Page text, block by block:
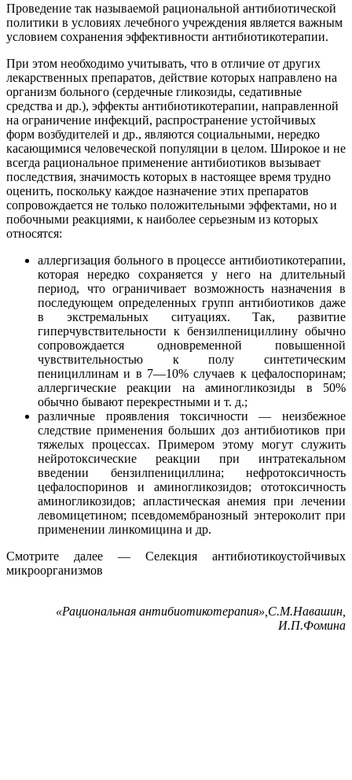
Проведение так называемой рациональной антибиотической
политики в условиях лечебного учреждения является важным
условием сохранения эффективности антибиотикотерапии.
При этом необходимо учитывать, что в отличие от других
лекарственных препаратов, действие которых направлено на
организм больного (сердечные гликозиды, седативные
средства и др.), эффекты антибиотикотерапии, направленной
на ограничение инфекций, распространение устойчивых
форм возбудителей и др., являются социальными, нередко
касающимися человеческой популяции в целом. Широкое и не
всегда рациональное применение антибиотиков вызывает
последствия, значимость которых в настоящее время трудно
оценить, поскольку каждое назначение этих препаратов
сопровождается не только положительными эффектами, но и
побочными реакциями, к наиболее серьезным из которых
относятся:
аллергизация больного в процессе антибиотикотерапии,
которая нередко сохраняется у него на длительный
период, что ограничивает возможность назначения в
последующем определенных групп антибиотиков даже
в экстремальных ситуациях. Так, развитие
гиперчувствительности к бензилпенициллину обычно
сопровождается одновременной повышенной
чувствительностью к полу синтетическим
пенициллинам и в 7—10% случаев к цефалоспоринам;
аллергические реакции на аминогликозиды в 50%
обычно бывают перекрестными и т. д.;
различные проявления токсичности — неизбежное
следствие применения больших доз антибиотиков при
тяжелых процессах. Примером этому могут служить
нейротоксические реакции при интратекальном
введении бензилпенициллина; нефротоксичность
цефалоспоринов и аминогликозидов; ототоксичность
аминогликозидов; апластическая анемия при лечении
левомицетином; псевдомембранозный энтероколит при
применении линкомицина и др.
Смотрите далее — Селекция антибиотикоустойчивых
микроорганизмов
«Рациональная антибиотикотерапия»,С.М.Навашин,
И.П.Фомина